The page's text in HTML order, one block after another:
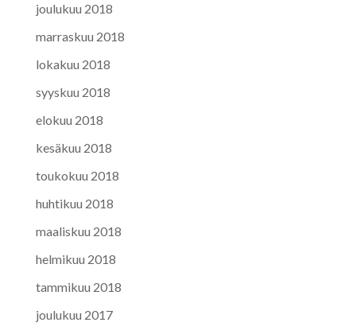
joulukuu 2018
marraskuu 2018
lokakuu 2018
syyskuu 2018
elokuu 2018
kesäkuu 2018
toukokuu 2018
huhtikuu 2018
maaliskuu 2018
helmikuu 2018
tammikuu 2018
joulukuu 2017